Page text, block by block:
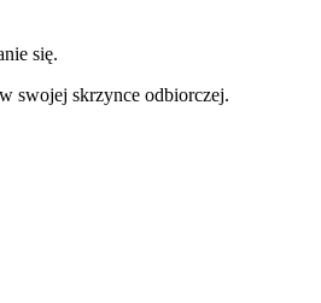
się.
swojej skrzynce odbiorczej.